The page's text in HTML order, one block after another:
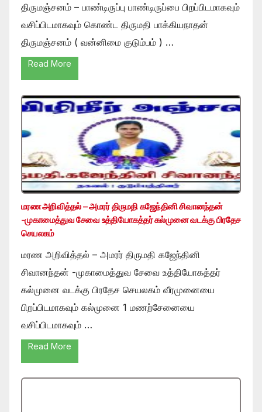
திருமஞ்சனம் – பாண்டிருப்பு பாண்டிருப்பை பிறப்பிடமாகவும்
வசிப்பிடமாகவும் கொண்ட திருமதி பாக்கியநாதன்
திருமஞ்சனம் ( வன்னிமை குடும்பம் ) …
Read More
மரண அறிவித்தல் – அமரர் திருமதி கஜேந்தினி சிவானந்தன்
-முகாமைத்துவ சேவை உத்தியோகத்தர் கல்முனை வடக்கு பிரதேச
செயலகம்
மரண அறிவித்தல் – அமரர் திருமதி கஜேந்தினி
சிவானந்தன் -முகாமைத்துவ சேவை உத்தியோகத்தர்
கல்முனை வடக்கு பிரதேச செயலகம் வீரமுனையை
பிறப்பிடமாகவும் கல்முனை 1 மணற்சேனையை
வசிப்பிடமாகவும் …
Read More